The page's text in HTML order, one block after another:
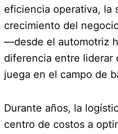
eficiencia operativa, la
crecimiento del
—desde el automotriz
diferencia entre liderar
juega en el campo de
Durante años, la
centro de costos a